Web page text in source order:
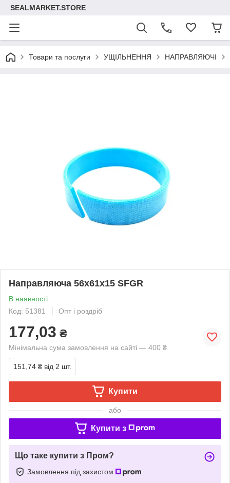
SEALMARKET.STORE
Товари та послуги УЩІЛЬНЕННЯ НАПРАВЛЯЮЧІ
Направляюча 56х61х15 SFGR
В наявності
Код: 51381
Опт і роздріб
177,03 ₴
Мінімальна сума замовлення на сайті — 400 ₴
151,74 ₴ від 2 шт.
Купити
або
Купити з
Що таке купити з Пром?
Замовлення під захистом